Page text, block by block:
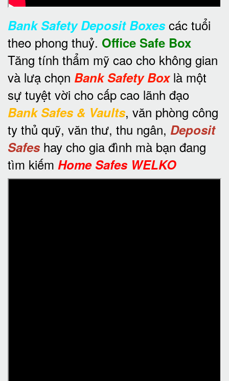
Bank Safety Deposit Boxescác tuổi
theo phong thuỷ. Office Safe Box
Tăng tính thẩm mỹ cao cho không gian
và lưạ chọn Bank Safety Boxlà một
sự tuyệt vời cho cấp cao lãnh đạo
Bank Safes & Vaults, văn phòng công
ty thủ quỹ, văn thư, thu ngân, Deposit
Safeshay cho gia đình mà bạn đang
tìm kiếm Home Safes WELKO